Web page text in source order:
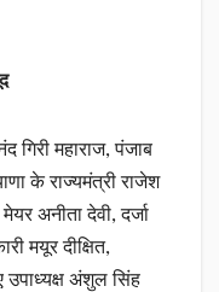
महाराज, पंजाब
के राज्यमंत्री राजेश
अनीता देवी, दर्जा
मयूर दीक्षित,
उपाध्यक्ष अंशुल सिंह